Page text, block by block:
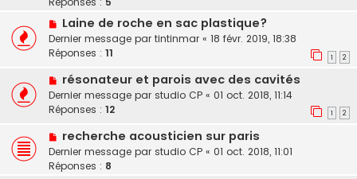
Laine de roche en sac plastique?
Dernier message par tintinmar « 18 févr. 2019, 18:38
Réponses : 11 1 2
résonateur et parois avec des cavités
Dernier message par studio CP « 01 oct. 2018, 11:14
Réponses : 12 1 2
recherche acousticien sur paris
Dernier message par studio CP « 01 oct. 2018, 11:01
Réponses : 8